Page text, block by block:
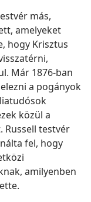
más,
amelyeket
hogy Krisztus
Már 1876-ban
a pogányok
közül a
Russell testvér
fel, hogy
amilyenben